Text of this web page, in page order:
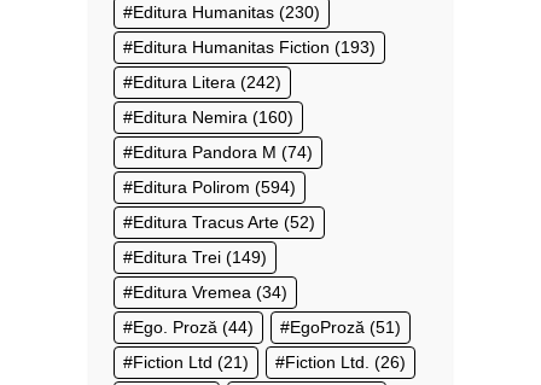
Editura Humanitas (230)
Editura Humanitas Fiction (193)
Editura Litera (242)
Editura Nemira (160)
Editura Pandora M (74)
Editura Polirom (594)
Editura Tracus Arte (52)
Editura Trei (149)
Editura Vremea (34)
Ego. Proză (44) EgoProză (51)
Fiction Ltd (21) Fiction Ltd. (26)